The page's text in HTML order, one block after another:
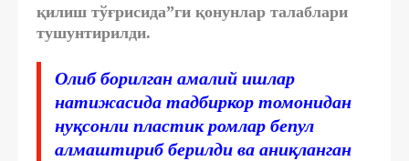
қилиш тўғрисида”ги қонунлар талаблари
тушунтирилди.
Олиб борилган амалий ишлар
натижасида тадбиркор томонидан
нуқсонли пластик ромлар бепул
алмаштириб берилди ва аниқланган